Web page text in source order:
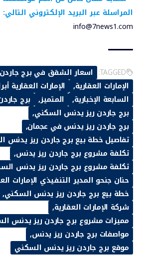
المراسلة عبر البريد الإلكتروني التالي:
info@7news1.com
TAGGED: اسعار الشقق في برج
الإمارات العقارية
الإمارات العقارية
السابعة الإخبارية
المتميز
برج
برج جاردن ريز يدنس السكني
برج جاردن ريز يدنس في عجمان
تفاصيل خطة بيع برج جاردن ريز يدنس
تكلفة مشروع برج جاردن ريز يدنس
تكلفة مشروع برج جاردن ريز يدنس
حنان جنحو المدير التنفيذي الإمارات
خطة بيع برج جاردن ريز يدنس السكني
شركة الإمارات العقارية
مميزات مشروع برج جاردن ريز يدنس
مواصفات برج جاردن ريز يدنس
موقع برج جاردن ريز يدنس السكني